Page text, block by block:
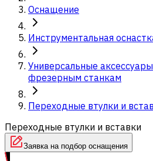
Оснащение
Инструментальная
Универсальные
фрезерным станкам
Переходные втулки и
Переходные втулки и вставки
Заявка на подбор оснащения